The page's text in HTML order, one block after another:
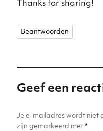
Thanks for sharing!
Beantwoorden
Geef een
Je e-mailadres wordt niet
zijn gemarkeerd met*